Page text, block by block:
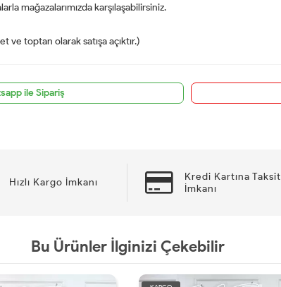
mağazalarımızda karşılaşabilirsiniz.
ve toptan olarak satışa açıktır.)
ile Sipariş
Hızlı Kargo İmkanı
Kredi Kartına Taksit
İmkanı
Bu Ürünler İlginizi Çekebilir